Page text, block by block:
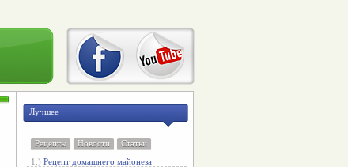
Лучшее
Рецепты Новости
Статьи
1.) Рецепт домашнего майонеза